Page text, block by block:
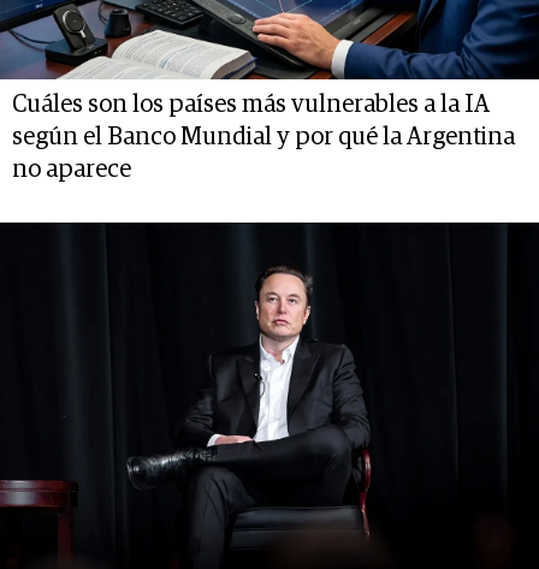
Cuáles son los países más vulnerables a la IA
según el Banco Mundial y por qué la Argentina
no aparece